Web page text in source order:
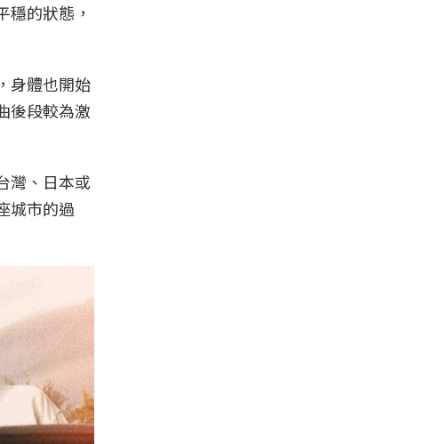
的狀態，
身體也開始
後段較為激
灣、日本或
城市的過